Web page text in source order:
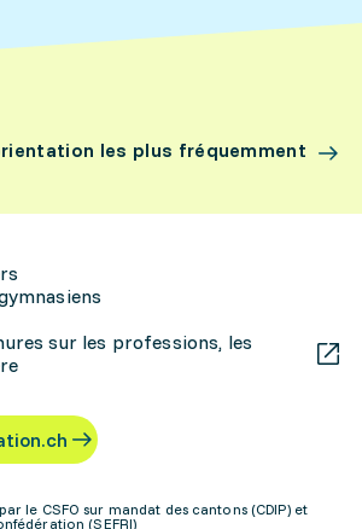
les plus fréquemment
sur les professions, les
le CSFO sur mandat des cantons (CDIP) et
(SEFRI)